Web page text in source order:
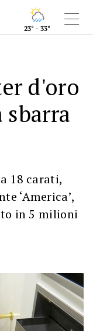
23° - 33°
d'oro
18 carati,
‘America’,
in 5 milioni